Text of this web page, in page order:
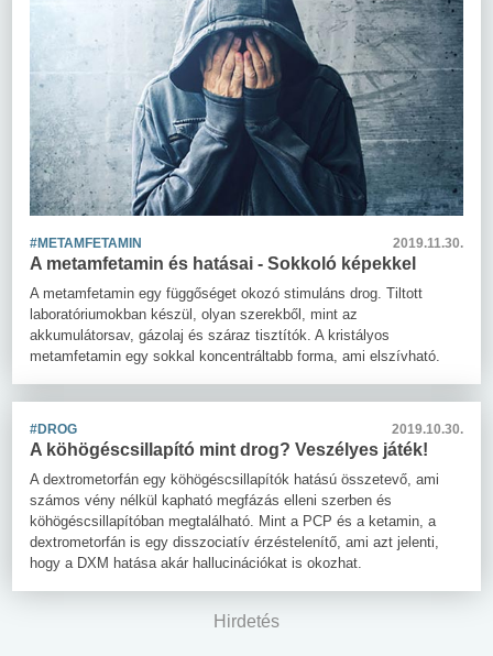
#METAMFETAMIN 2019.11.30.
A metamfetamin és hatásai - Sokkoló képekkel
A metamfetamin egy függőséget okozó stimuláns drog. Tiltott
laboratóriumokban készül, olyan szerekből, mint az
akkumulátorsav, gázolaj és száraz tisztítók. A kristályos
metamfetamin egy sokkal koncentráltabb forma, ami elszívható.
#DROG 2019.10.30.
A köhögéscsillapító mint drog? Veszélyes játék!
A dextrometorfán egy köhögéscsillapítók hatású összetevő, ami
számos vény nélkül kapható megfázás elleni szerben és
köhögéscsillapítóban megtalálható. Mint a PCP és a ketamin, a
dextrometorfán is egy disszociatív érzéstelenítő, ami azt jelenti,
hogy a DXM hatása akár hallucinációkat is okozhat.
Hirdetés